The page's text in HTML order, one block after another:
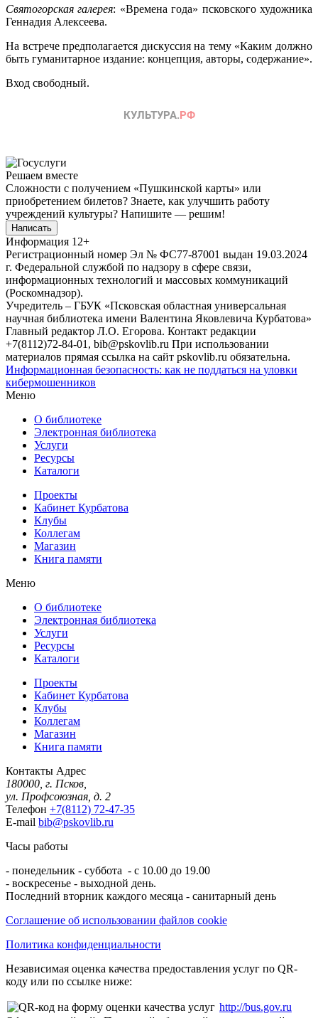
Святогорская галерея: «Времена года» псковского художника
Геннадия Алексеева.
На встрече предполагается дискуссия на тему «Каким должно
быть гуманитарное издание: концепция, авторы, содержание».
Вход свободный.
Решаем вместе
Сложности с получением «Пушкинской карты» или
приобретением билетов? Знаете, как улучшить работу
учреждений культуры? Напишите — решим!
Написать
Информация 12+
Регистрационный номер Эл № ФС77-87001 выдан 19.03.2024
г. Федеральной службой по надзору в сфере связи,
информационных технологий и массовых коммуникаций
(Роскомнадзор).
Учредитель – ГБУК «Псковская областная универсальная
научная библиотека имени Валентина Яковлевича Курбатова»
Главный редактор Л.О. Егорова. Контакт редакции
+7(8112)72-84-01, bib@pskovlib.ru При использовании
материалов прямая ссылка на сайт pskovlib.ru обязательна.
Информационная безопасность: как не поддаться на уловки
кибермошенников
Меню
О библиотеке
Электронная библиотека
Услуги
Ресурсы
Каталоги
Проекты
Кабинет Курбатова
Клубы
Коллегам
Магазин
Книга памяти
Меню
О библиотеке
Электронная библиотека
Услуги
Ресурсы
Каталоги
Проекты
Кабинет Курбатова
Клубы
Коллегам
Магазин
Книга памяти
Контакты Адрес
180000, г. Псков,
ул. Профсоюзная, д. 2
Телефон +7(8112) 72-47-35
E-mail bib@pskovlib.ru
Часы работы
- понедельник - суббота - с 10.00 до 19.00
- воскресенье - выходной день.
Последний вторник каждого месяца - санитарный день
Соглашение об использовании файлов cookie
Политика конфиденциальности
Независимая оценка качества предоставления услуг по QR-
коду или по ссылке ниже:
http://bus.gov.ru